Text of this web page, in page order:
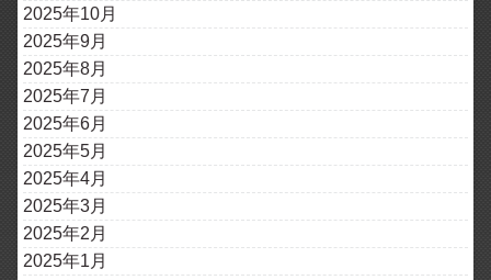
2025年10月
2025年9月
2025年8月
2025年7月
2025年6月
2025年5月
2025年4月
2025年3月
2025年2月
2025年1月